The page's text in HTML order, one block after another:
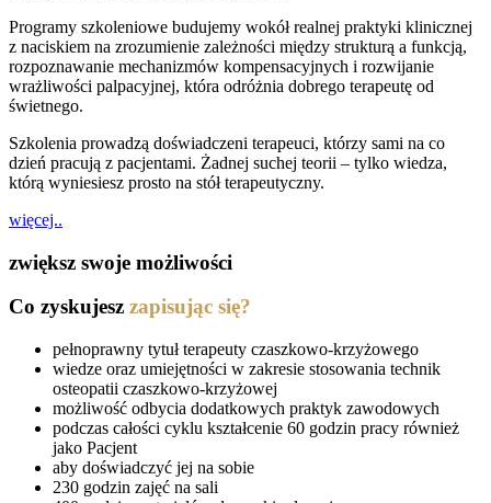
Programy szkoleniowe budujemy wokół realnej praktyki klinicznej
z naciskiem na zrozumienie zależności między strukturą a funkcją,
rozpoznawanie mechanizmów kompensacyjnych i rozwijanie
wrażliwości palpacyjnej, która odróżnia dobrego terapeutę od
świetnego.
Szkolenia prowadzą doświadczeni terapeuci, którzy sami na co
dzień pracują z pacjentami. Żadnej suchej teorii – tylko wiedza,
którą wyniesiesz prosto na stół terapeutyczny.
więcej..
zwiększ swoje możliwości
Co zyskujesz zapisując się?
pełnoprawny tytuł terapeuty czaszkowo-krzyżowego
wiedze oraz umiejętności w zakresie stosowania technik
osteopatii czaszkowo-krzyżowej
możliwość odbycia dodatkowych praktyk zawodowych
podczas całości cyklu kształcenie 60 godzin pracy również
jako Pacjent
aby doświadczyć jej na sobie
230 godzin zajęć na sali